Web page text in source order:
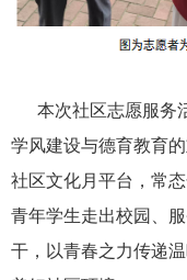
本次社区志愿服务
学风建设与德育教育
社区文化月平台，常
青年学生走出校园、
干，以青春之力传递